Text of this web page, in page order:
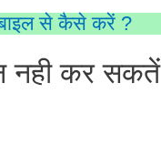
से कैसे करें ?
नही कर सकतें